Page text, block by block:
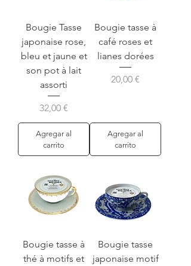
Bougie Tasse
japonaise rose,
bleu et jaune et
son pot à lait
assorti
Precio
32,00 €
Agregar al
carrito
Bougie tasse à
café roses et
lianes dorées
Precio
20,00 €
Agregar al
carrito
Bougie tasse à
thé à motifs et
Bougie tasse
japonaise motif